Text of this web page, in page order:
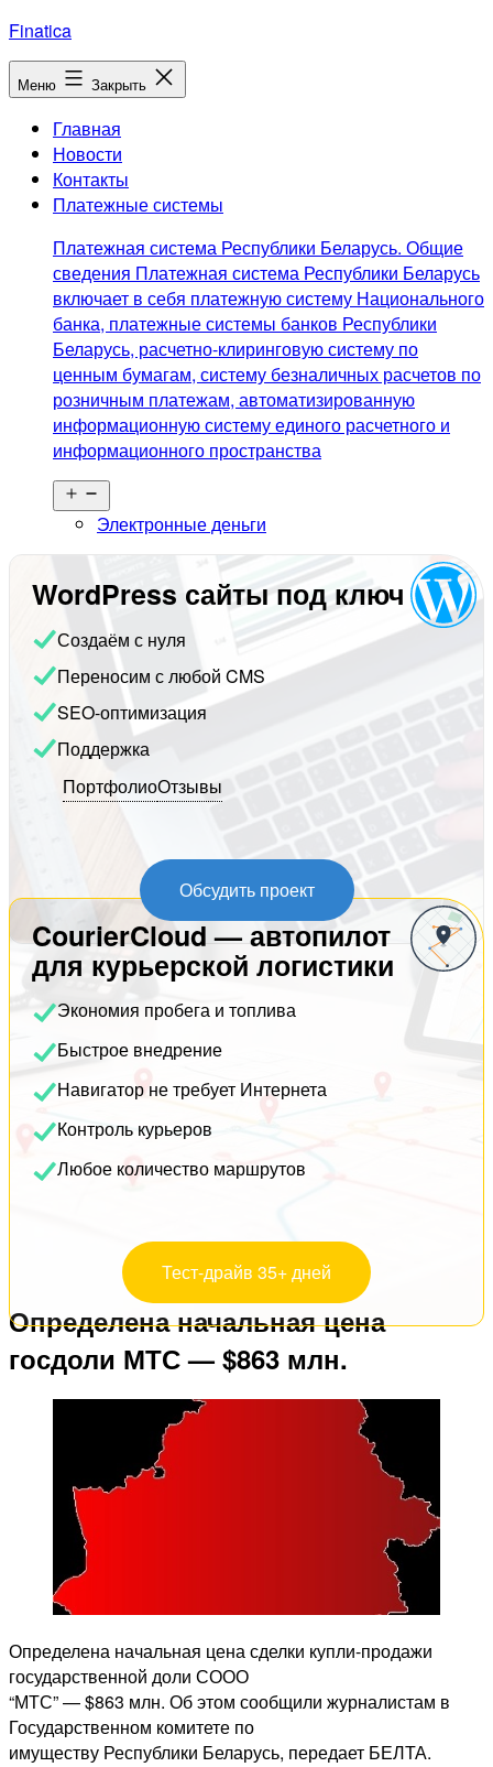
Перейти
к
содержимому
Finatica
Меню Закрыть
Главная
Новости
Контакты
Платежные системы
Платежная система Республики Беларусь. Общие
сведения Платежная система Республики Беларусь
включает в себя платежную систему Национального
банка, платежные системы банков Республики
Беларусь, расчетно-клиринговую систему по
ценным бумагам, систему безналичных расчетов по
розничным платежам, автоматизированную
информационную систему единого расчетного и
информационного пространства
меню
Электронные деньги
WordPress сайты под ключ
Создаём с нуля
Переносим с любой CMS
SEO-оптимизация
Поддержка
ПортфолиоОтзывы
Обсудить проект
CourierCloud — автопилот
для курьерской логистики
Экономия пробега и топлива
Быстрое внедрение
Навигатор не требует Интернета
Контроль курьеров
Любое количество маршрутов
Тест-драйв 35+ дней
Определена начальная цена
госдоли МТС — $863 млн.
Определена начальная цена сделки купли-продажи
государственной доли СООО
“МТС” — $863 млн. Об этом сообщили журналистам в
Государственном комитете по
имуществу Республики Беларусь, передает БЕЛТА.